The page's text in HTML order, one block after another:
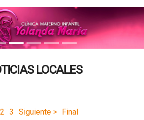
LOCALES
2 3 Siguiente > Final